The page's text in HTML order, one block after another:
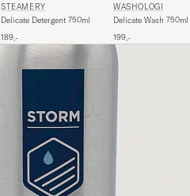
STEAMERY
Delicate Detergent 750ml
189,-
WASHOLOGI
Delicate Wash 750ml
199,-